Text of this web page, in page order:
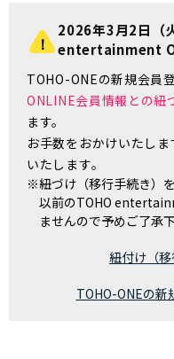
2026年3月2日（
entertainment
TOHO-ONEの新規会員登
ONLINE会員情報との紐
ます。
お手数をおかけいたし
いたします。
※紐づけ（移行手続き）
以前のTOHO
ませんので予めご了承下
紐付け（
TOHO-ONEの新